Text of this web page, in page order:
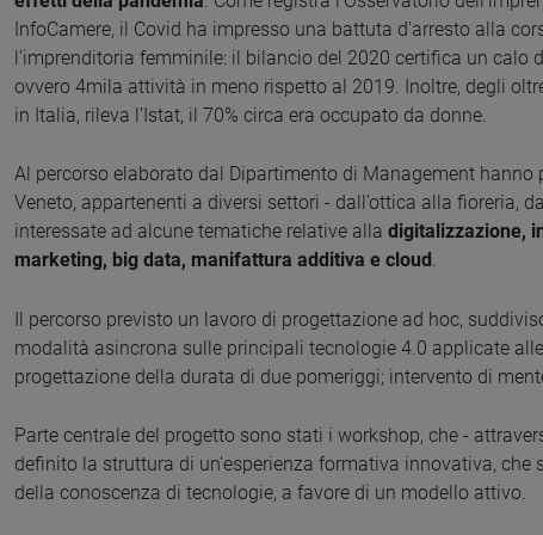
InfoCamere, il Covid ha impresso una battuta d'arresto alla
l'imprenditoria femminile: il bilancio del 2020 certifica un calo
ovvero 4mila attività in meno rispetto al 2019. Inoltre, degli
in Italia, rileva l’Istat, il 70% circa era occupato da donne.
Al percorso elaborato dal Dipartimento di Management
Veneto, appartenenti a diversi settori - dall’ottica alla fioreria,
interessate ad alcune tematiche relative alla digitalizzazione,
marketing, big data, manifattura additiva e cloud.
Il percorso previsto un lavoro di progettazione ad hoc,
modalità asincrona sulle principali tecnologie 4.0 applicate
progettazione della durata di due pomeriggi; intervento di
Parte centrale del progetto sono stati i workshop, che -
definito la struttura di un’esperienza formativa innovativa,
della conoscenza di tecnologie, a favore di un modello attivo.